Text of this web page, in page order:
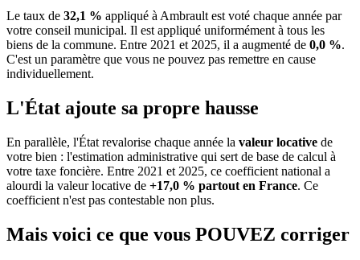
Le taux de 32,1 % appliqué à Ambrault est voté chaque année par
votre conseil municipal. Il est appliqué uniformément à tous les
biens de la commune. Entre 2021 et 2025, il a augmenté de 0,0 %.
C'est un paramètre que vous ne pouvez pas remettre en cause
individuellement.
L'État ajoute sa propre hausse
En parallèle, l'État revalorise chaque année la valeur locative de
votre bien : l'estimation administrative qui sert de base de calcul à
votre taxe foncière. Entre 2021 et 2025, ce coefficient national a
alourdi la valeur locative de +17,0 % partout en France. Ce
coefficient n'est pas contestable non plus.
Mais voici ce que vous POUVEZ corriger